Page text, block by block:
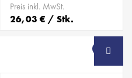
Preis inkl. MwSt.
26,03 € / Stk.
SB